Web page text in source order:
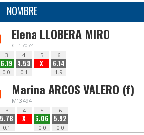
NOMBRE
Elena LLOBERA MIRO
CT17074
3
6.19
0.0
4
4.53
0.1
5
X
6
6.14
1.9
Marina ARCOS VALERO (f)
M13494
3
5.78
0.1
4
X
5
6.06
0.0
6
5.92
0.0